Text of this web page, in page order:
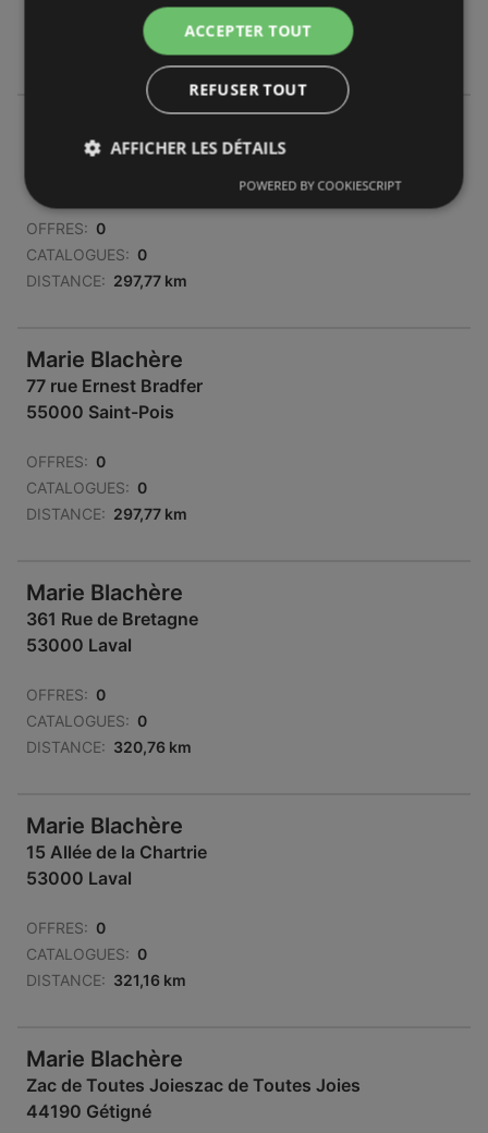
0
286,82 km
77 rue Ernest Bradfer
OFFRES: 0
CATALOGUES: 0
DISTANCE: 297,77 km
Marie Blachère
77 rue Ernest Bradfer
55000 Saint-Pois
OFFRES: 0
CATALOGUES: 0
DISTANCE: 297,77 km
Marie Blachère
361 Rue de Bretagne
53000 Laval
OFFRES: 0
CATALOGUES: 0
DISTANCE: 320,76 km
Marie Blachère
15 Allée de la Chartrie
53000 Laval
OFFRES: 0
CATALOGUES: 0
DISTANCE: 321,16 km
Marie Blachère
Zac de Toutes Joieszac de Toutes Joies
44190 Gétigné
ACCEPTER TOUT
REFUSER TOUT
AFFICHER LES DÉTAILS
POWERED BY COOKIESCRIPT